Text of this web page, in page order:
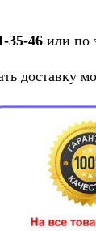
35-46 или по
доставку